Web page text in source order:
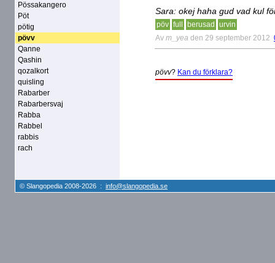
Pössakangero
Pöt
pötig
pövv
Qanne
Qashin
qozalkort
quisling
Rabarber
Rabarbersvaj
Rabba
Rabbel
rabbis
rach
Sara: okej haha gud vad kul
pöv full berusad
urvin
Av m_yea den 29 september 2012
pövv? Kan du förklara?
© Slangopedia 2008-2026 : info@slangopedia.se